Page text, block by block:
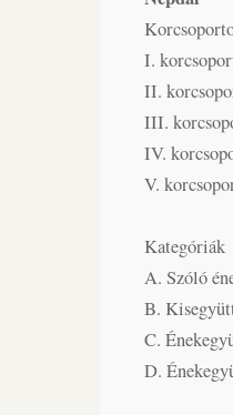
I.
II.
III.
IV.
V.
Kategóriák
A. Szóló
B.
C.
D.